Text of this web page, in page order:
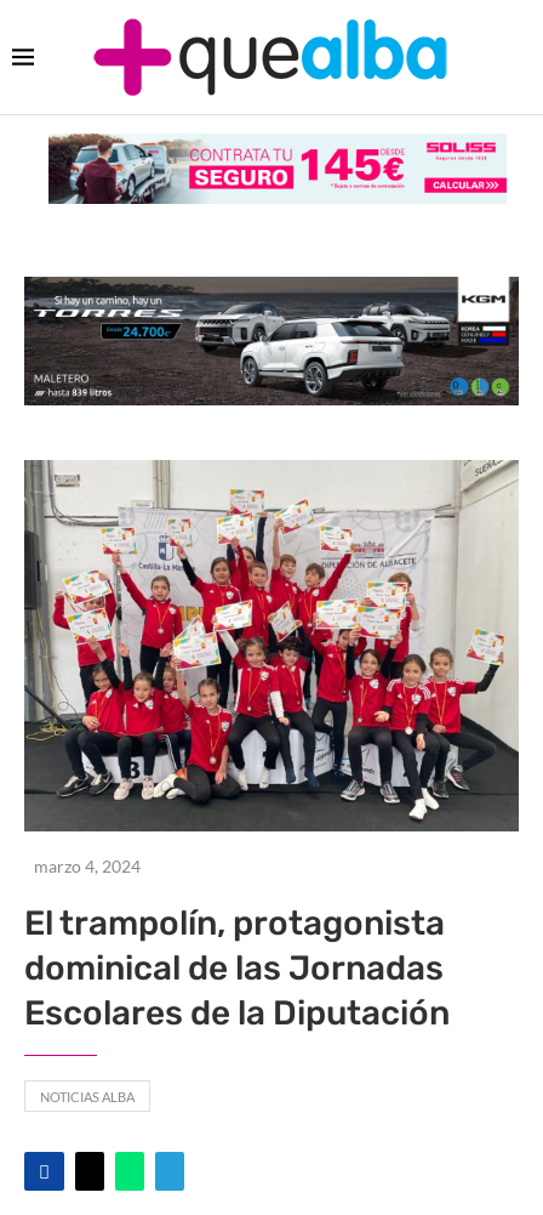
marzo 4, 2024
El trampolín, protagonista
dominical de las Jornadas
Escolares de la Diputación
NOTICIAS ALBA